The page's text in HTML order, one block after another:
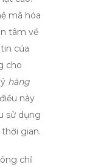
mã hóa
tâm về
của
cho
hàng
này
sử dụng
gian.
chỉ